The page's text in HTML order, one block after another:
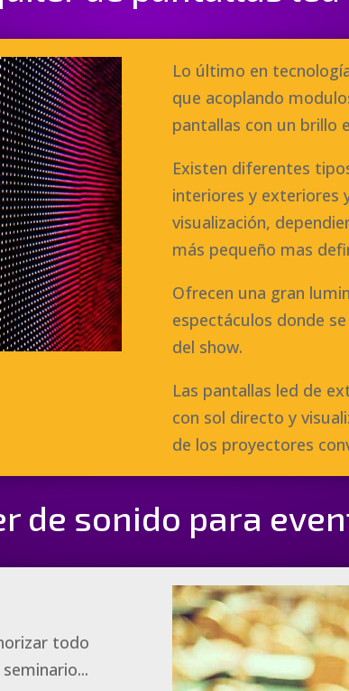
Lo último en
que acoplando
pantallas con un brillo
Existen diferentes
interiores y exteriores
visualización,
más pequeño mas
Ofrecen una gran
espectáculos donde
del show.
Las pantallas led de
con sol directo y
de los proyectores
de sonido para
todo